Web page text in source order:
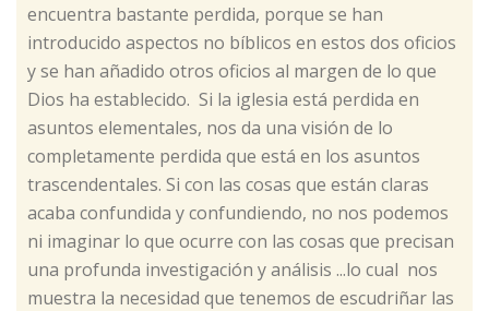
encuentra bastante perdida, porque se han
introducido aspectos no bíblicos en estos dos oficios
y se han añadido otros oficios al margen de lo que
Dios ha establecido. Si la iglesia está perdida en
asuntos elementales, nos da una visión de lo
completamente perdida que está en los asuntos
trascendentales. Si con las cosas que están claras
acaba confundida y confundiendo, no nos podemos
ni imaginar lo que ocurre con las cosas que precisan
una profunda investigación y análisis ...lo cual nos
muestra la necesidad que tenemos de escudriñar las